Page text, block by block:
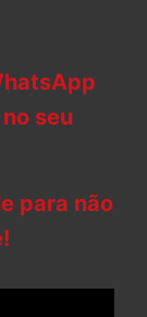
seu
para não